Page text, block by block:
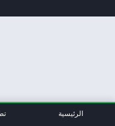
الرئيسية